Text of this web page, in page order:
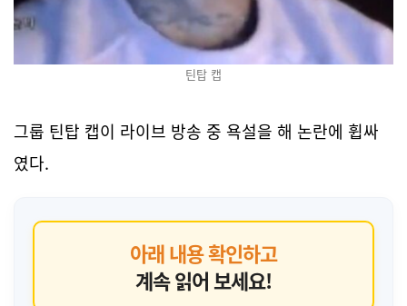
틴탑 캡
그룹 틴탑 캡이 라이브 방송 중 욕설을 해 논란에 휩싸
였다.
아래 내용 확인하고
계속 읽어 보세요!